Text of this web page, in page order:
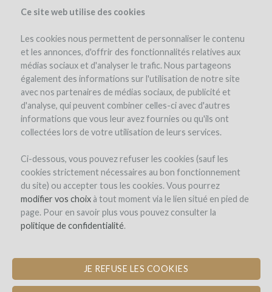
Ce site web utilise des cookies
Les cookies nous permettent de personnaliser le contenu
et les annonces, d'offrir des fonctionnalités relatives aux
médias sociaux et d'analyser le trafic. Nous partageons
également des informations sur l'utilisation de notre site
avec nos partenaires de médias sociaux, de publicité et
d'analyse, qui peuvent combiner celles-ci avec d'autres
informations que vous leur avez fournies ou qu'ils ont
collectées lors de votre utilisation de leurs services.
Ci-dessous, vous pouvez refuser les cookies (sauf les
cookies strictement nécessaires au bon fonctionnement
du site) ou accepter tous les cookies. Vous pourrez
modifier vos choixà tout moment via le lien situé en pied de
page. Pour en savoir plus vous pouvez consulter la
politique de confidentialité.
JE REFUSE LES COOKIES
le projet l'équipe détails du projet les remboursements en vin
actualités (3) winefunders (123)
Domaine des Jeunes Pousses
CRÉATION D'UNE PÉPINIÈRE DE
nouveau commentaire